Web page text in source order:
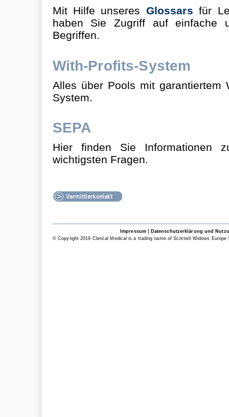
Mit Hilfe unseres Glossars für
haben Sie Zugriff auf einfache
Begriffen.
With-Profits-System
Alles über Pools mit garantiertem
System.
SEPA
Hier finden Sie Informationen
wichtigsten Fragen.
Impressum| Datenschutzerklärung und
© Copyright 2019 Clerical Medical is a trading name of Scottish Widows